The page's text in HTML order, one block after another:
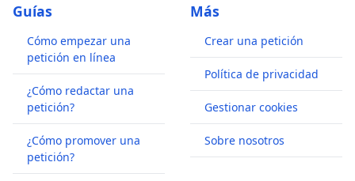
Guías
Cómo empezar una
petición en línea
¿Cómo redactar una
petición?
¿Cómo promover una
petición?
Más
Crear una petición
Política de privacidad
Gestionar cookies
Sobre nosotros